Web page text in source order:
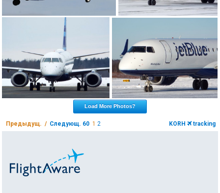
Load More Photos?
Предыдущ. / Следующ. 60 1 2 KORH tracking